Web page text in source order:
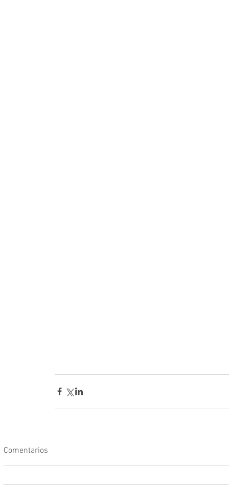
Comentarios